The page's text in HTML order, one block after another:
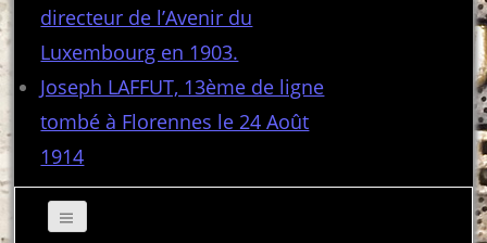
directeur de l’Avenir du
Luxembourg en 1903.
Joseph LAFFUT, 13ème de ligne
tombé à Florennes le 24 Août
1914